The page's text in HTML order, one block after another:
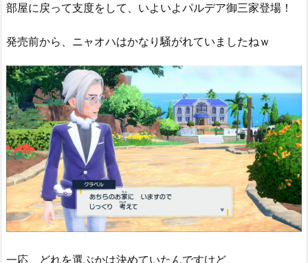
部屋に戻って支度をして、いよいよパルデア御三家登場！
発売前から、ニャオハはかなり騒がれていましたねｗ
一応、どれを選ぶかは決めていたんですけど、